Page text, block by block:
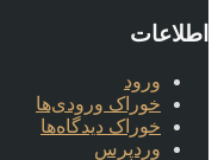
اطلاعات
ورود
خوراک ورودی‌ها
خوراک دیدگاه‌ها
وردپرس